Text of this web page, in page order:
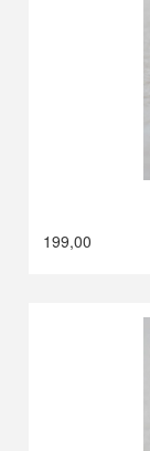
199,00